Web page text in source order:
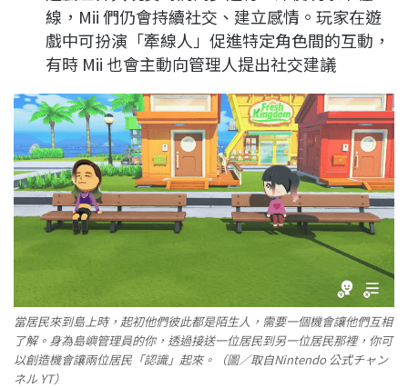
線，Mii 們仍會持續社交、建立感情。玩家在遊
戲中可扮演「牽線人」促進特定角色間的互動，
有時 Mii 也會主動向管理人提出社交建議
當居民來到島上時，起初他們彼此都是陌生人，需要一個機會讓他們互相
了解。身為島嶼管理員的你，透過接送一位居民到另一位居民那裡，你可
以創造機會讓兩位居民「認識」起來。（圖／取自Nintendo 公式チャン
ネル YT）